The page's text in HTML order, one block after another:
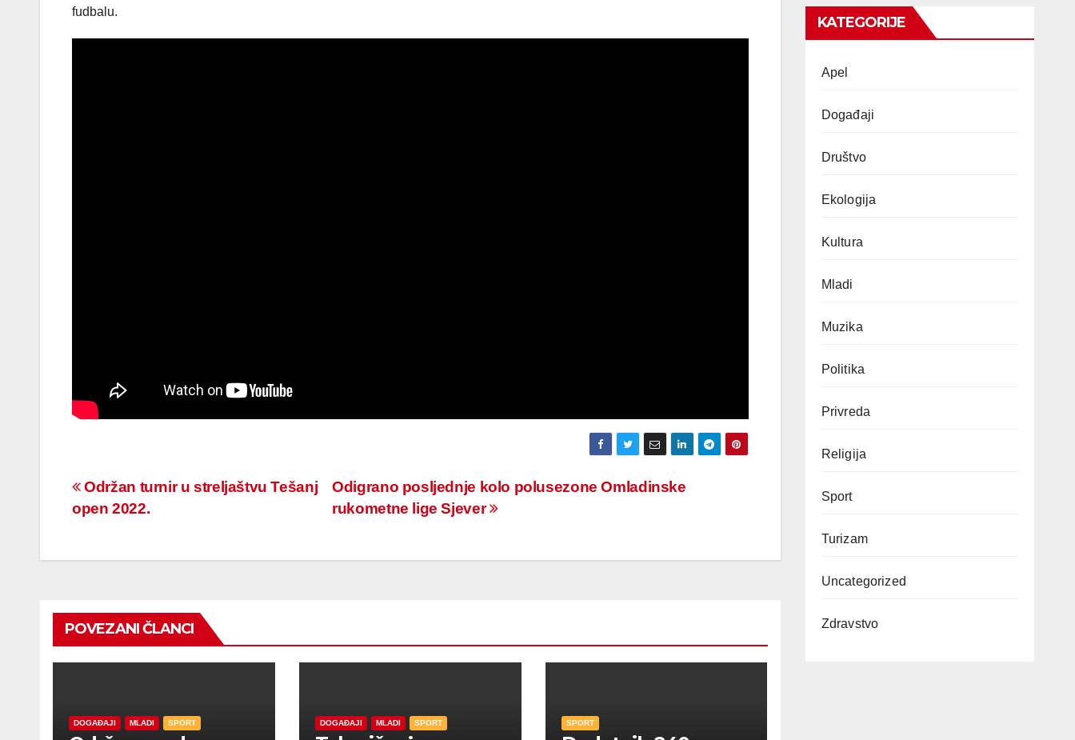
fudbalu.
Navigacija
članaka
Odigrano posljednje kolo polusezone Omladinske
rukometne lige Sjever
Održan turnir u streljaštvu Tešanj
open 2022.
POVEZANI ČLANCI
DOGAĐAJI MLADI SPORT DOGAĐAJI MLADI SPORT SPORT
KATEGORIJE
Apel
Događaji
Društvo
Ekologija
Kultura
Mladi
Muzika
Politika
Privreda
Religija
Sport
Turizam
Uncategorized
Zdravstvo